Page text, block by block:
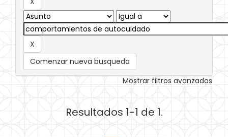
Comenzar nueva busqueda
Mostrar filtros avanzados
Resultados 1-1 de 1.